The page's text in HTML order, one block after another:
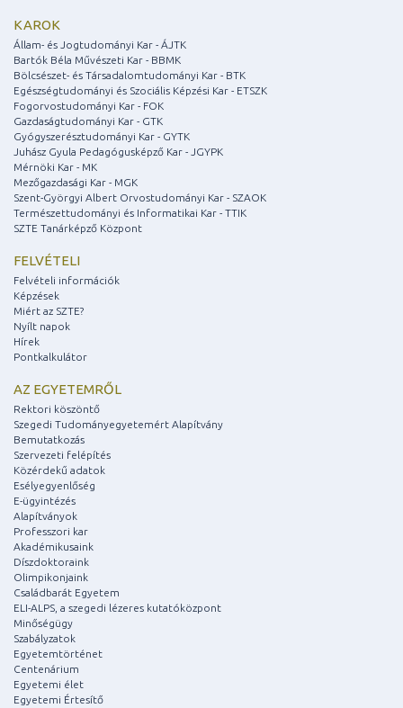
KAROK
Állam- és Jogtudományi Kar - ÁJTK
Bartók Béla Művészeti Kar - BBMK
Bölcsészet- és Társadalomtudományi Kar - BTK
Egészségtudományi és Szociális Képzési Kar - ETSZK
Fogorvostudományi Kar - FOK
Gazdaságtudományi Kar - GTK
Gyógyszerésztudományi Kar - GYTK
Juhász Gyula Pedagógusképző Kar - JGYPK
Mérnöki Kar - MK
Mezőgazdasági Kar - MGK
Szent-Györgyi Albert Orvostudományi Kar - SZAOK
Természettudományi és Informatikai Kar - TTIK
SZTE Tanárképző Központ
FELVÉTELI
Felvételi információk
Képzések
Miért az SZTE?
Nyílt napok
Hírek
Pontkalkulátor
AZ EGYETEMRŐL
Rektori köszöntő
Szegedi Tudományegyetemért Alapítvány
Bemutatkozás
Szervezeti felépítés
Közérdekű adatok
Esélyegyenlőség
E-ügyintézés
Alapítványok
Professzori kar
Akadémikusaink
Díszdoktoraink
Olimpikonjaink
Családbarát Egyetem
ELI-ALPS, a szegedi lézeres kutatóközpont
Minőségügy
Szabályzatok
Egyetemtörténet
Centenárium
Egyetemi élet
Egyetemi Értesítő